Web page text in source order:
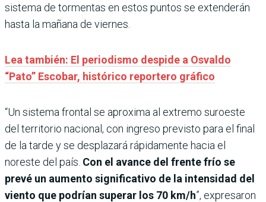
sistema de tormentas en estos puntos se extenderán
hasta la mañana de viernes.
Lea también: El periodismo despide a Osvaldo
“Pato” Escobar, histórico reportero gráfico
“Un sistema frontal se aproxima al extremo suroeste
del territorio nacional, con ingreso previsto para el final
de la tarde y se desplazará rápidamente hacia el
noreste del país. Con el avance del frente frío se
prevé un aumento significativo de la intensidad del
viento que podrían superar los 70 km/h”, expresaron